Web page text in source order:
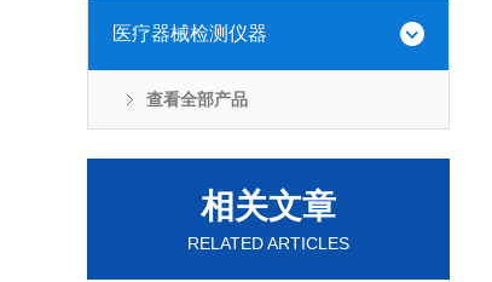
医疗器械检测仪器
查看全部产品
相关文章
RELATED ARTICLES